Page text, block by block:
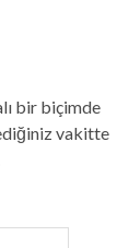
bir biçimde
vakitte